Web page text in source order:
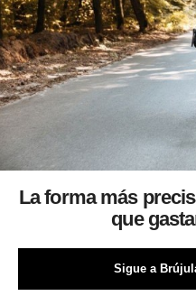
La forma más
que
Sigue a